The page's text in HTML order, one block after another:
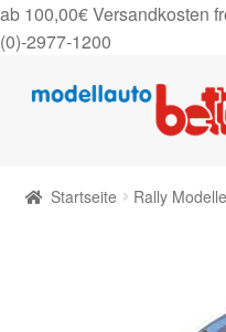
ab 100,00€ Versandkosten
(0)-2977-1200
Zur
Zum
Startseite Rally